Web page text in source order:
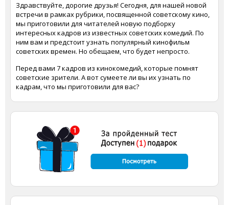
Здравствуйте, дорогие друзья! Сегодня, для нашей новой
встречи в рамках рубрики, посвященной советскому кино,
мы приготовили для читателей новую подборку
интересных кадров из известных советских комедий. По
ним вам и предстоит узнать популярный кинофильм
советских времен. Но обещаем, что будет непросто.
Перед вами 7 кадров из кинокомедий, которые помнят
советские зрители. А вот сумеете ли вы их узнать по
кадрам, что мы приготовили для вас?